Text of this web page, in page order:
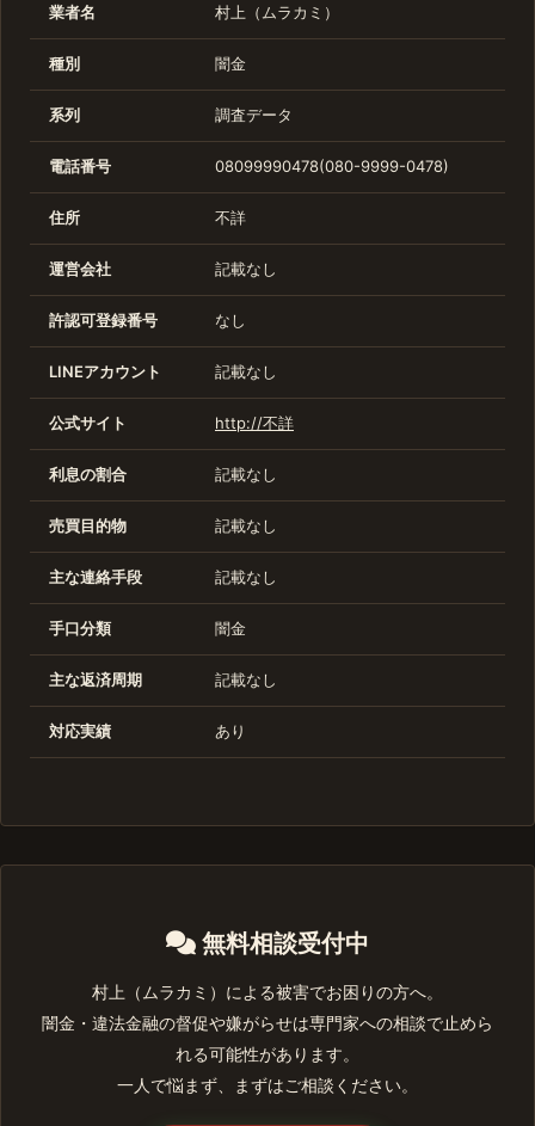
業者名 村上（ムラカミ）
種別 闇金
系列 調査データ
電話番号 08099990478(080-9999-0478)
住所 不詳
運営会社 記載なし
許認可登録番号 なし
LINEアカウント 記載なし
公式サイト http://不詳
利息の割合 記載なし
売買目的物 記載なし
主な連絡手段 記載なし
手口分類 闇金
主な返済周期 記載なし
対応実績 あり
無料相談受付中
村上（ムラカミ）による被害でお困りの方へ。
闇金・違法金融の督促や嫌がらせは専門家への相談で止めら
れる可能性があります。
一人で悩まず、まずはご相談ください。